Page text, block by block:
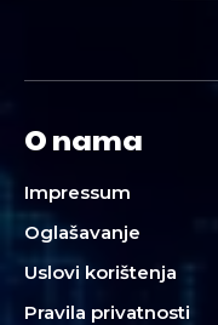
O nama
Impressum
Oglašavanje
Uslovi korištenja
Pravila privatnosti